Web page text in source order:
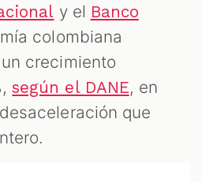
y el Banco
colombiana
crecimiento
según el DANE, en
que